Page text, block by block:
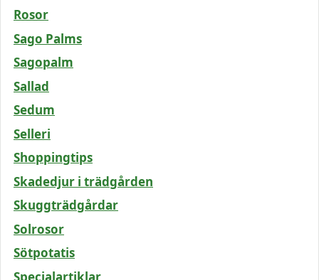
Rosor
Sago Palms
Sagopalm
Sallad
Sedum
Selleri
Shoppingtips
Skadedjur i trädgården
Skuggträdgårdar
Solrosor
Sötpotatis